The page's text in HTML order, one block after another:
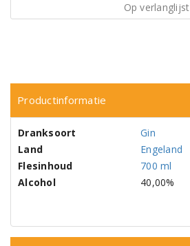
Op verlanglijst
Productinformatie
Dranksoort
Gin
Land
Engeland
Flesinhoud
700 ml
Alcohol
40,00%